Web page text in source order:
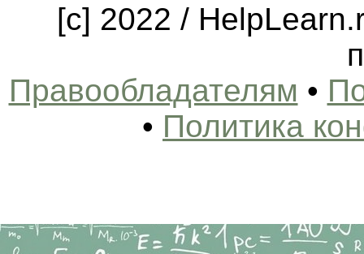
[c] 2022 /
Правообладателям •
• Политика